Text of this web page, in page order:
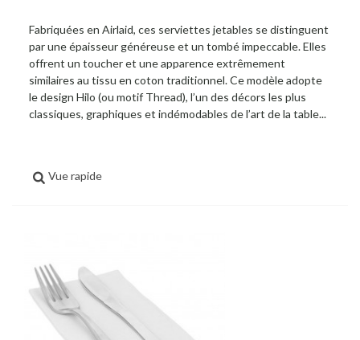
Fabriquées en Airlaid, ces serviettes jetables se distinguent
par une épaisseur généreuse et un tombé impeccable. Elles
offrent un toucher et une apparence extrêmement
similaires au tissu en coton traditionnel. Ce modèle adopte
le design Hilo (ou motif Thread), l’un des décors les plus
classiques, graphiques et indémodables de l’art de la table...
Vue rapide